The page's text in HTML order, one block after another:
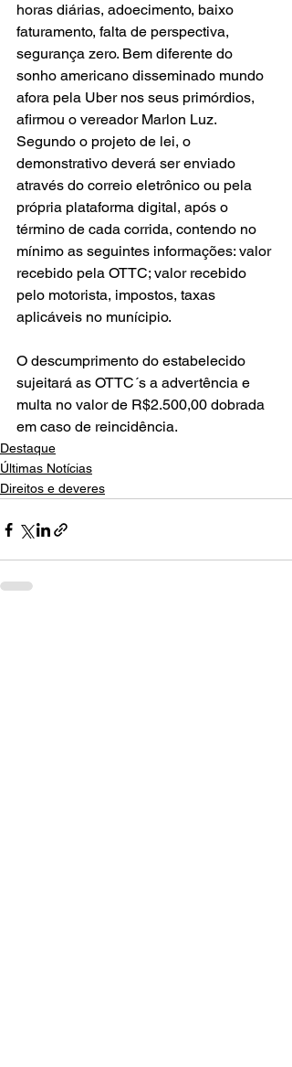
horas diárias, adoecimento, baixo
faturamento, falta de perspectiva,
segurança zero. Bem diferente do
sonho americano disseminado mundo
afora pela Uber nos seus primórdios,
afirmou o vereador Marlon Luz.
Segundo o projeto de lei, o
demonstrativo deverá ser enviado
através do correio eletrônico ou pela
própria plataforma digital, após o
término de cada corrida, contendo no
mínimo as seguintes informações: valor
recebido pela OTTC; valor recebido
pelo motorista, impostos, taxas
aplicáveis no munícipio.
O descumprimento do estabelecido
sujeitará as OTTC´s a advertência e
multa no valor de R$2.500,00 dobrada
em caso de reincidência.
Destaque
Últimas Notícias
Direitos e deveres